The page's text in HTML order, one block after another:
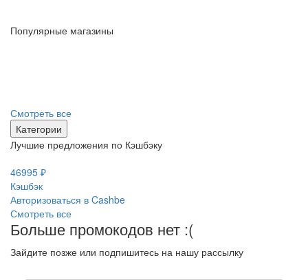
Популярные магазины
Смотреть все
Категории
Лучшие предложения по Кэшбэку
46995 ₽
Кэшбэк
Авторизоваться в Cashbe
Смотреть все
Больше промокодов нет :(
Зайдите позже или подпишитесь на нашу рассылку